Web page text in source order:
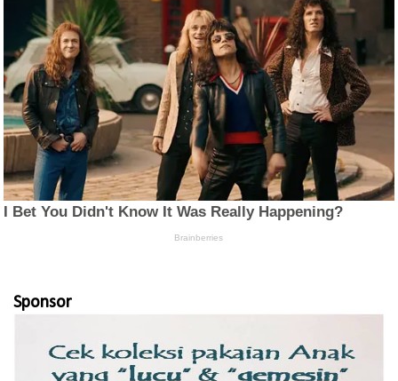
Sponsor